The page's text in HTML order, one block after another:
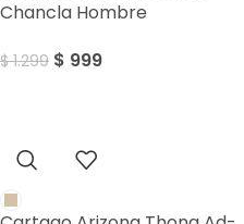
Chancla Hombre
$1.299 $ 999